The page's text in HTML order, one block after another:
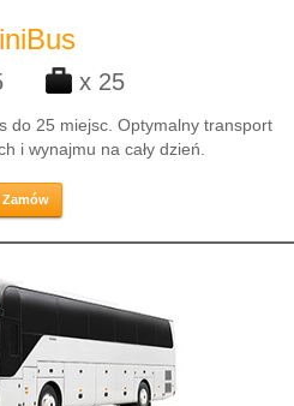
x 25
do 25 miejsc. Optymalny transport
i wynajmu na cały dzień.
Zamów